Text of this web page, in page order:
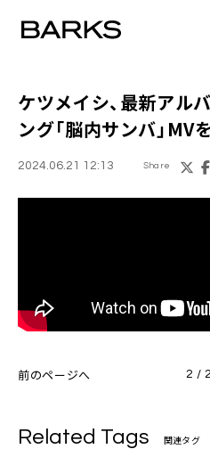
ケツメイシ、最新アル
ング「脳内サンバ」MV
2024.06.21 12:13 Share
前のページへ 2 / 2
Related Tags 関連タグ